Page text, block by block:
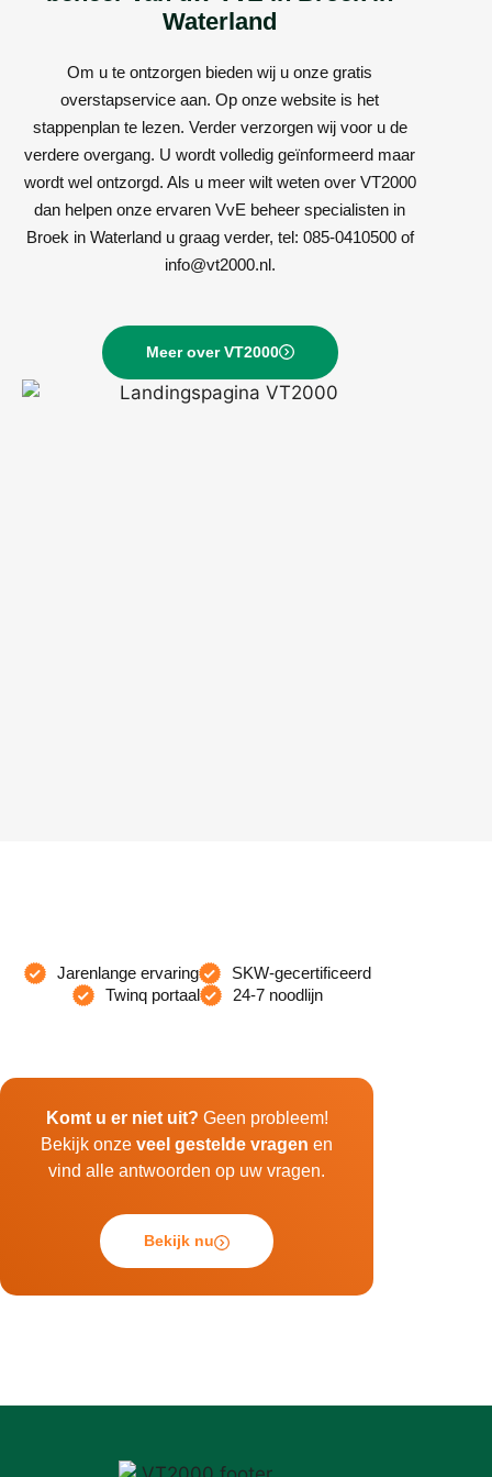
Waterland
Om u te ontzorgen bieden wij u onze gratis
overstapservice aan. Op onze website is het
stappenplan te lezen. Verder verzorgen wij voor u de
verdere overgang. U wordt volledig geïnformeerd maar
wordt wel ontzorgd. Als u meer wilt weten over VT2000
dan helpen onze ervaren VvE beheer specialisten in
Broek in Waterland u graag verder, tel: 085-0410500 of
info@vt2000.nl.
Meer over VT2000
Jarenlange ervaring
SKW-gecertificeerd
Twinq portaal
24-7 noodlijn
Komt u er niet uit? Geen probleem!
Bekijk onze veel gestelde vragen en
vind alle antwoorden op uw vragen.
Bekijk nu